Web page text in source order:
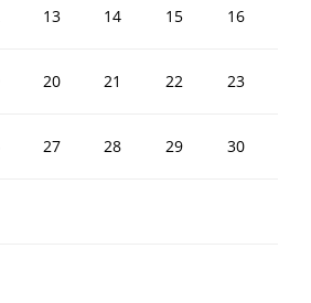
13 14 15 16
20 21 22 23
27 28 29 30